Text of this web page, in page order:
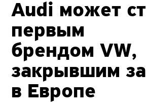
Audi может
первым
брендом VW,
закрывшим
в Европе